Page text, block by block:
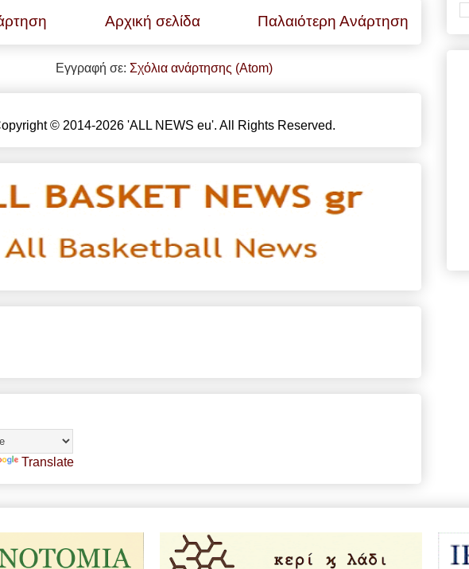
Παλαιότερη Ανάρτηση
Αρχική σελίδα
Εγγραφή σε: Σχόλια ανάρτησης (Atom)
© 2014-2026 'ALL NEWS eu'. All Rights Reserved.
Translate